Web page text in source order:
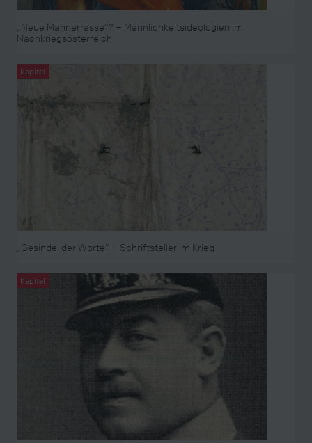
„Neue Männerrasse“? – Männlichkeitsideologien im
Nachkriegsösterreich
Kapitel
„Gesindel der Worte“ – Schriftsteller im Krieg
Kapitel